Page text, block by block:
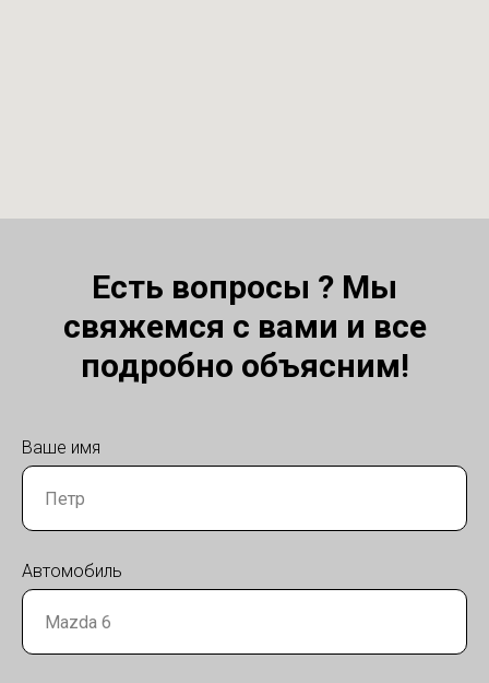
Есть вопросы ? Мы
свяжемся с вами и все
подробно объясним!
Ваше имя
Автомобиль